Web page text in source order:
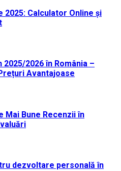
Calculator Online și
2026 în România –
Avantajoase
Mai Bune Recenzii în
dezvoltare personală în